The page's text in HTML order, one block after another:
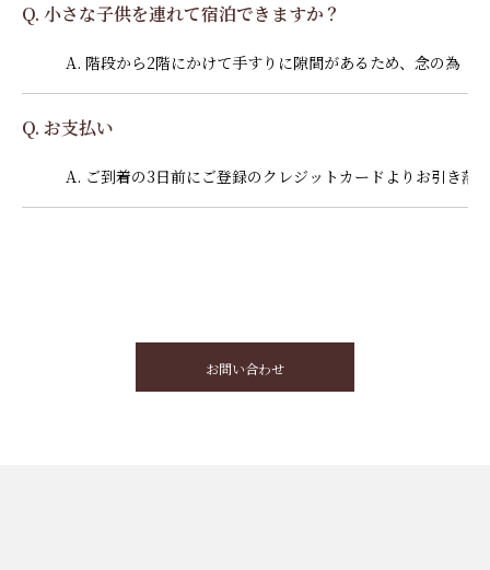
Q. 小さな子供を連れて宿泊できますか？
A. 階段から2階にかけて手すりに隙間があるため、念の為「
Q. お支払い
A. ご到着の3日前にご登録のクレジットカードよりお引き落
お問い合わせ